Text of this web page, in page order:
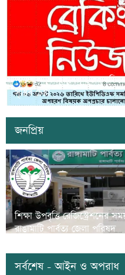
সাজেকে অপহরণের গুজব ছড়িয়ে
সৃষ্টির চেষ্টা
জনপ্রিয়
শিক্ষা উপবৃত্তি রেজিস্ট্রেশনের
রাঙামাটি পার্বত্য জেলা পরিষদ
সর্বশেষ - আইন ও অপরাধ